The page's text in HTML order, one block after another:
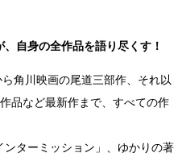
自身の全作品を語り尽くす！
角川映画の尾道三部作、それ以
品など最新作まで、すべての作
ターミッション」、ゆかりの著